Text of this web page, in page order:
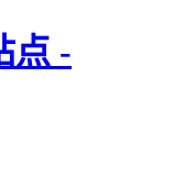
点 -